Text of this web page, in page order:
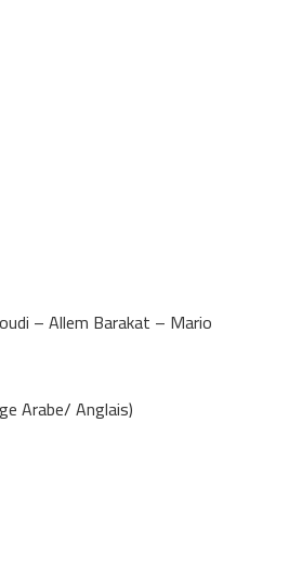
– Allem Barakat – Mario
Arabe/ Anglais)